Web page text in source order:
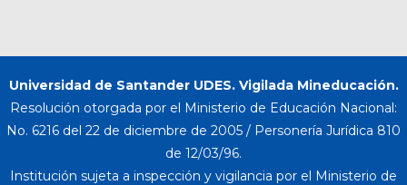
Universidad de Santander UDES. Vigilada Mineducación.
Resolución otorgada por el Ministerio de Educación Nacional:
No. 6216 del 22 de diciembre de 2005 / Personería Jurídica 810
de 12/03/96.
Institución sujeta a inspección y vigilancia por el Ministerio de